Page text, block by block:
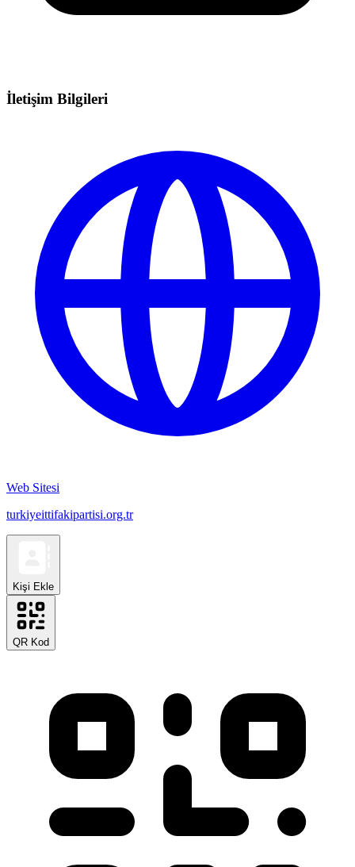
İletişim Bilgileri
Web Sitesi
turkiyeittifakipartisi.org.tr
Kişi Ekle
QR Kod